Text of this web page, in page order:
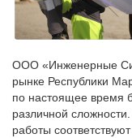
ООО «Инженерные
рынке Республики
по настоящее время
различной
работы